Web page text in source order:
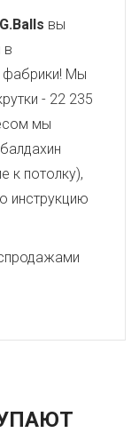
вы
в
фабрики! Мы
- 22 235
мы
к потолку),
инструкцию